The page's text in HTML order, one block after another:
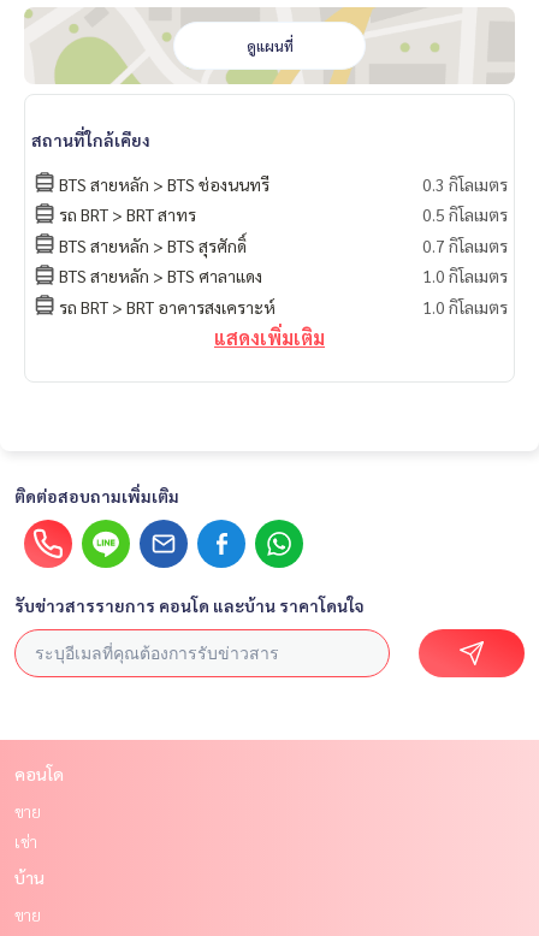
ดูแผนที่
สถานที่ใกล้เคียง
BTS สายหลัก > BTS ช่องนนทรี
0.3 กิโลเมตร
รถ BRT > BRT สาทร
0.5 กิโลเมตร
BTS สายหลัก > BTS สุรศักดิ์
0.7 กิโลเมตร
BTS สายหลัก > BTS ศาลาแดง
1.0 กิโลเมตร
รถ BRT > BRT อาคารสงเคราะห์
1.0 กิโลเมตร
แสดงเพิ่มเติม
ติดต่อสอบถามเพิ่มเติม
รับข่าวสารรายการ คอนโด และบ้าน ราคาโดนใจ
คอนโด
ขาย
เช่า
บ้าน
ขาย